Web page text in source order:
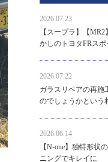
2026.07.23
【スープラ】【
かしのトヨタFRス
2026.07.22
ガラスリペアの再施
のでしょうかという
2026.06.14
【N-one】独特形状
ニングでキレイに